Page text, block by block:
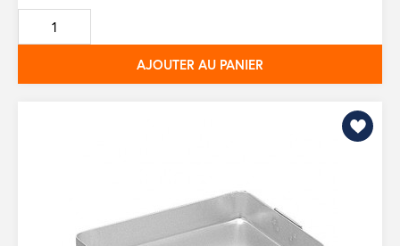
de
base
AJOUTER AU PANIER